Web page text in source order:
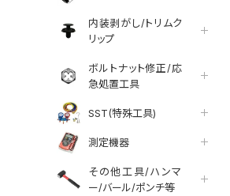
内装剥がし/トリムク
リップ
ボルトナット修正/応
急処置工具
SST(特殊工具)
測定機器
その他工具/ハンマ
ー/バール/ポンチ等